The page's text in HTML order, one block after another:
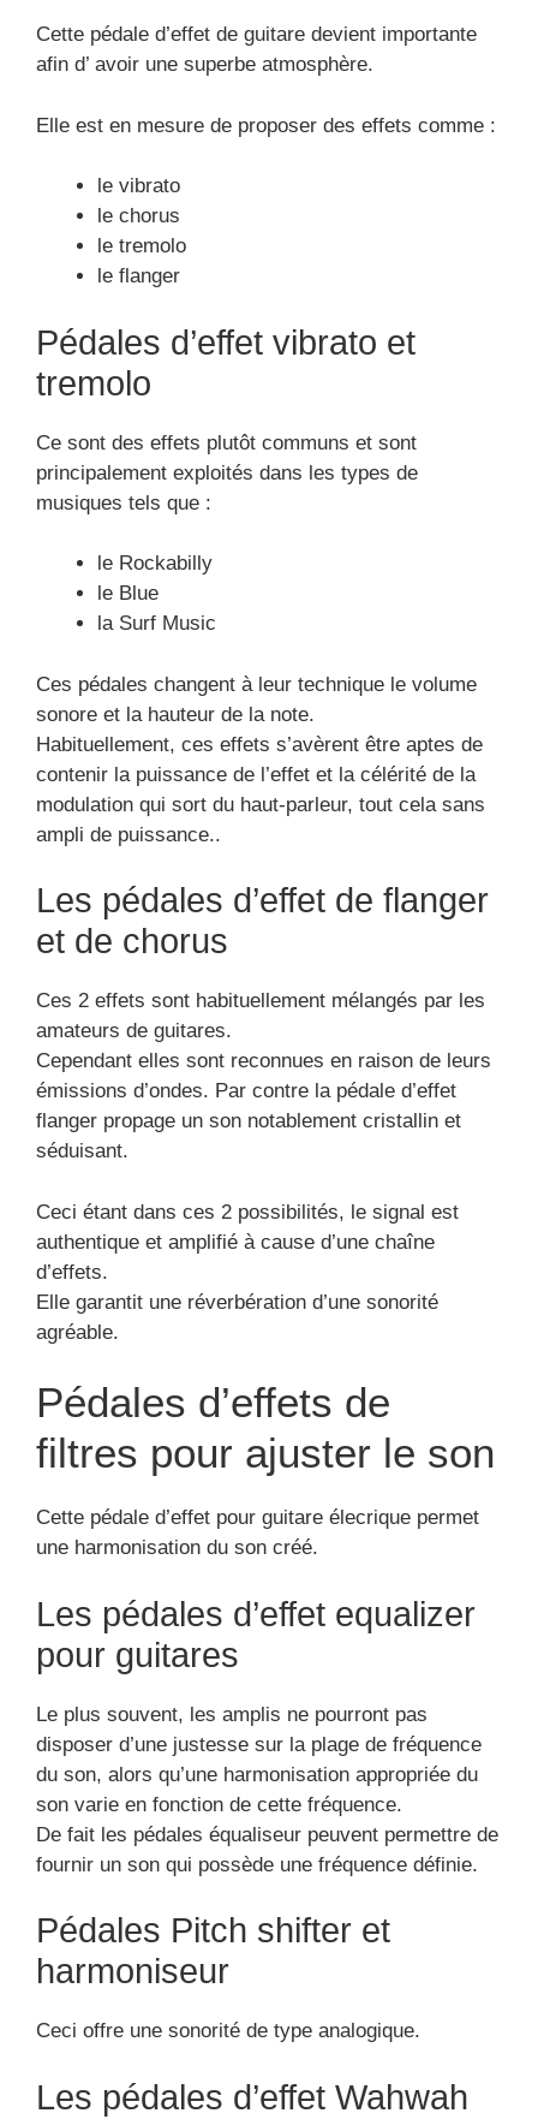
Cette pédale d’effet de guitare devient importante
afin d’ avoir une superbe atmosphère.
Elle est en mesure de proposer des effets comme :
le vibrato
le chorus
le tremolo
le flanger
Pédales d’effet vibrato et
tremolo
Ce sont des effets plutôt communs et sont
principalement exploités dans les types de
musiques tels que :
le Rockabilly
le Blue
la Surf Music
Ces pédales changent à leur technique le volume
sonore et la hauteur de la note.
Habituellement, ces effets s’avèrent être aptes de
contenir la puissance de l’effet et la célérité de la
modulation qui sort du haut-parleur, tout cela sans
ampli de puissance..
Les pédales d’effet de flanger
et de chorus
Ces 2 effets sont habituellement mélangés par les
amateurs de guitares.
Cependant elles sont reconnues en raison de leurs
émissions d’ondes. Par contre la pédale d’effet
flanger propage un son notablement cristallin et
séduisant.
Ceci étant dans ces 2 possibilités, le signal est
authentique et amplifié à cause d’une chaîne
d’effets.
Elle garantit une réverbération d’une sonorité
agréable.
Pédales d’effets de
filtres pour ajuster le son
Cette pédale d’effet pour guitare élecrique permet
une harmonisation du son créé.
Les pédales d’effet equalizer
pour guitares
Le plus souvent, les amplis ne pourront pas
disposer d’une justesse sur la plage de fréquence
du son, alors qu’une harmonisation appropriée du
son varie en fonction de cette fréquence.
De fait les pédales équaliseur peuvent permettre de
fournir un son qui possède une fréquence définie.
Pédales Pitch shifter et
harmoniseur
Ceci offre une sonorité de type analogique.
Les pédales d’effet Wahwah